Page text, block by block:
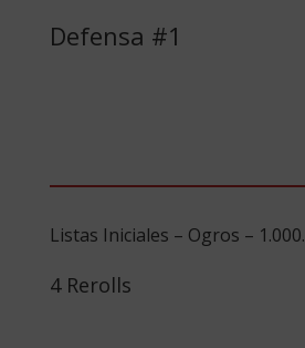
Defensa #1
Listas Iniciales – Ogros –
4 Rerolls